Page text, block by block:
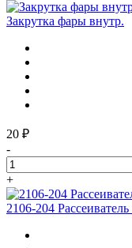
Закрутка фары внутр.
20 ₽
-
+
2106-204